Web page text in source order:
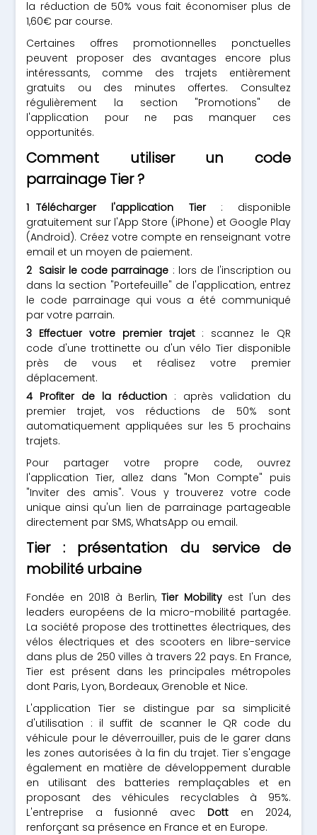
la réduction de 50% vous fait économiser plus de
1,60€ par course.
Certaines offres promotionnelles ponctuelles
peuvent proposer des avantages encore plus
intéressants, comme des trajets entièrement
gratuits ou des minutes offertes. Consultez
régulièrement la section "Promotions" de
l'application pour ne pas manquer ces
opportunités.
Comment utiliser un code
parrainage Tier ?
Télécharger l'application Tier: disponible
gratuitement sur l'App Store (iPhone) et Google Play
(Android). Créez votre compte en renseignant votre
email et un moyen de paiement.
Saisir le code parrainage : lors de l'inscription ou
dans la section "Portefeuille" de l'application, entrez
le code parrainage qui vous a été communiqué
par votre parrain.
Effectuer votre premier trajet: scannez le QR
code d'une trottinette ou d'un vélo Tier disponible
près de vous et réalisez votre premier
déplacement.
Profiter de la réduction : après validation du
premier trajet, vos réductions de 50% sont
automatiquement appliquées sur les 5 prochains
trajets.
Pour partager votre propre code, ouvrez
l'application Tier, allez dans "Mon Compte" puis
"Inviter des amis". Vous y trouverez votre code
unique ainsi qu'un lien de parrainage partageable
directement par SMS, WhatsApp ou email.
Tier : présentation du service de
mobilité urbaine
Fondée en 2018 à Berlin,Tier Mobility est l'un des
leaders européens de la micro-mobilité partagée.
La société propose des trottinettes électriques, des
vélos électriques et des scooters en libre-service
dans plus de 250 villes à travers 22 pays. En France,
Tier est présent dans les principales métropoles
dont Paris, Lyon, Bordeaux, Grenoble et Nice.
L'application Tier se distingue par sa simplicité
d'utilisation : il suffit de scanner le QR code du
véhicule pour le déverrouiller, puis de le garer dans
les zones autorisées à la fin du trajet. Tier s'engage
également en matière de développement durable
en utilisant des batteries remplaçables et en
proposant des véhicules recyclables à 95%.
L'entreprise a fusionné avec Dotten 2024,
renforçant sa présence en France et en Europe.